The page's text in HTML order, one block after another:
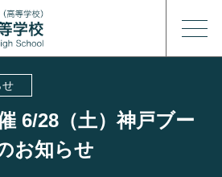
せ
6/28（土）神戸ブー
お知らせ